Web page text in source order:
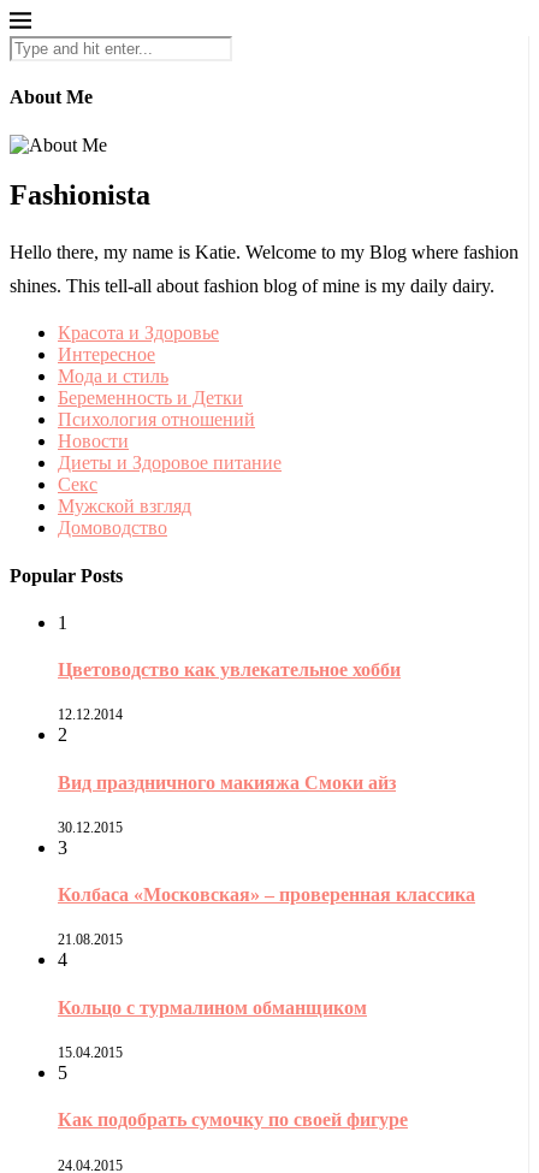
About Me
Fashionista
Hello there, my name is Katie. Welcome to my Blog where fashion
shines. This tell-all about fashion blog of mine is my daily dairy.
Красота и Здоровье
Интересное
Мода и стиль
Беременность и Детки
Психология отношений
Новости
Диеты и Здоровое питание
Секс
Мужской взгляд
Домоводство
Popular Posts
1
Цветоводство как увлекательное хобби
12.12.2014
2
Вид праздничного макияжа Смоки айз
30.12.2015
3
Колбаса «Московская» – проверенная классика
21.08.2015
4
Кольцо с турмалином обманщиком
15.04.2015
5
Как подобрать сумочку по своей фигуре
24.04.2015